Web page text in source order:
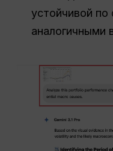
устойчивой по
аналогичными